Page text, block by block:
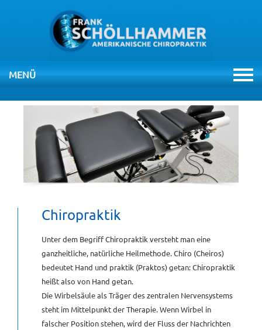
MENÜ
ÜBERSPRINGEN
HOME
PRAXIS
THERAPIEN
CHIROPRAKTIK
VIDEOS
KONTAKT
GÄSTEBUCH
Chiropraktik
Unter dem Begriff Chiropraktik versteht man eine
ganzheitliche, natürliche Heilmethode. Chiro (Cheiros)
bedeutet Hand und praktik (Praktos) getan: Chiropraktik
heißt also von Hand getan.
Die Wirbelsäule als Träger des zentralen Nervensystems
steht im Mittelpunkt der Therapie. Wenn Wirbel in
falscher Position stehen, wird der Fluss der Nachrichten